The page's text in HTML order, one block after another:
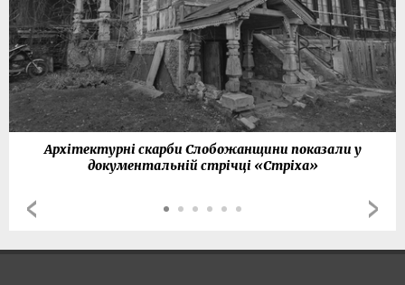
Архітектурні скарби Слобожанщини показали у
документальній стрічці «Стріха»